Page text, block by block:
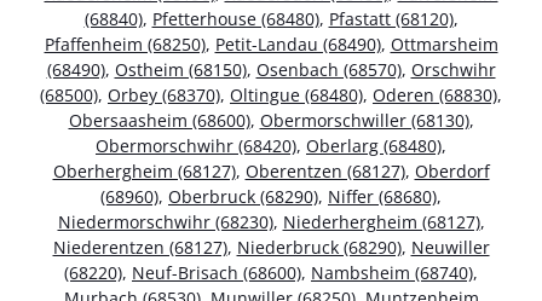
(68840), Pfetterhouse (68480), Pfastatt (68120),
Pfaffenheim (68250), Petit-Landau (68490), Ottmarsheim
(68490), Ostheim (68150), Osenbach (68570), Orschwihr
(68500), Orbey (68370), Oltingue (68480), Oderen (68830),
Obersaasheim (68600), Obermorschwiller (68130),
Obermorschwihr (68420), Oberlarg (68480),
Oberhergheim (68127), Oberentzen (68127), Oberdorf
(68960), Oberbruck (68290), Niffer (68680),
Niedermorschwihr (68230), Niederhergheim (68127),
Niederentzen (68127), Niederbruck (68290), Neuwiller
(68220), Neuf-Brisach (68600), Nambsheim (68740),